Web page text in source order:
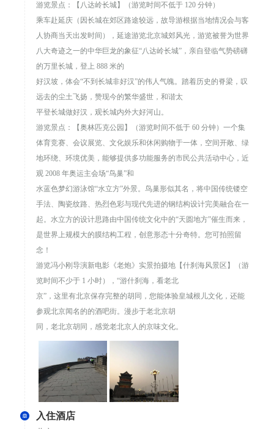
游览景点：【八达岭长城】（游览时间不低于 120 分钟）
乘车赴延庆（因长城在郊区路途较远，故导游根据当地情况会与客
人协商当天出发时间），延途游览北京城郊风光，游览被誉为世界
八大奇迹之一的中华巨龙的象征“八达岭长城”，亲自登临气势磅礴
的万里长城，登上 888 米的
好汉坡，体会“不到长城非好汉”的伟人气魄。踏着历史的脊梁，叹
远去的尘土飞扬，赞现今的繁华盛世，和谐太
平登长城做好汉，观长城内外大好河山。
游览景点：【奥林匹克公园】（游览时间不低于 60 分钟）一个集
体育竞赛、会议展览、文化娱乐和休闲购物于一体，空间开敞、绿
地环绕、环境优美，能够提供多功能服务的市民公共活动中心，近
观 2008 年奥运主会场“鸟巢”和
水蓝色梦幻游泳馆“水立方”外景。鸟巢形似其名，将中国传统镂空
手法、陶瓷纹路、热烈色彩与现代先进的钢结构设计完美融合在一
起。水立方的设计思路由中国传统文化中的“天圆地方”催生而来，
是世界上规模大的膜结构工程，创意形态十分奇特。您可拍照留
念！
游览冯小刚导演新电影《老炮》实景拍摄地【什刹海风景区】（游
览时间不少于 1 小时），“游什刹海，看老北
京”，这里有北京保存完整的胡同，您能体验皇城根儿文化，还能
参观北京闻名的的酒吧街。漫步于老北京胡
同，老北京胡同，感觉老北京人的京味文化。
入住酒店